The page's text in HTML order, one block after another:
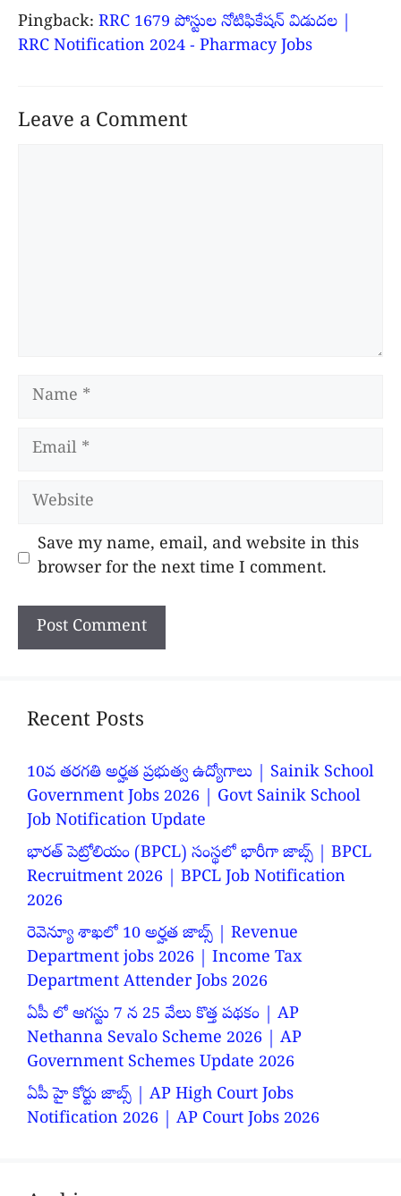
Pingback: RRC 1679 పోస్టుల నోటిఫికేషన్ విడుదల |
RRC Notification 2024 - Pharmacy Jobs
Leave a Comment
Name
Email
Website
Save my name, email, and website in this
browser for the next time I comment.
Recent Posts
10వ తరగతి అర్హత ప్రభుత్వ ఉద్యోగాలు | Sainik School
Government Jobs 2026 | Govt Sainik School
Job Notification Update
భారత్ పెట్రోలియం (BPCL) సంస్థలో భారీగా జాబ్స్ | BPCL
Recruitment 2026 | BPCL Job Notification
2026
రెవెన్యూ శాఖలో 10 అర్హత జాబ్స్ | Revenue
Department jobs 2026 | Income Tax
Department Attender Jobs 2026
ఏపీ లో ఆగస్టు 7 న 25 వేలు కొత్త పథకం | AP
Nethanna Sevalo Scheme 2026 | AP
Government Schemes Update 2026
ఏపీ హై కోర్టు జాబ్స్ | AP High Court Jobs
Notification 2026 | AP Court Jobs 2026